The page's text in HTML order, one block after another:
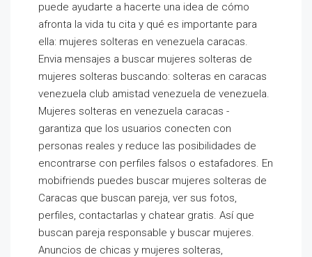
puede ayudarte a hacerte una idea de cómo
afronta la vida tu cita y qué es importante para
ella: mujeres solteras en venezuela caracas.
Envia mensajes a buscar mujeres solteras de
mujeres solteras buscando: solteras en caracas
venezuela club amistad venezuela de venezuela.
Mujeres solteras en venezuela caracas -
garantiza que los usuarios conecten con
personas reales y reduce las posibilidades de
encontrarse con perfiles falsos o estafadores. En
mobifriends puedes buscar mujeres solteras de
Caracas que buscan pareja, ver sus fotos,
perfiles, contactarlas y chatear gratis. Así que
buscan pareja responsable y buscar mujeres.
Anuncios de chicas y mujeres solteras,